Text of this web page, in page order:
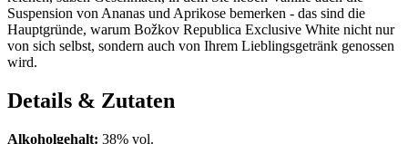
Suspension von Ananas und Aprikose bemerken - das sind die
Hauptgründe, warum Božkov Republica Exclusive White nicht nur
von sich selbst, sondern auch von Ihrem Lieblingsgetränk genossen
wird.
Details & Zutaten
Alkoholgehalt: 38% vol.